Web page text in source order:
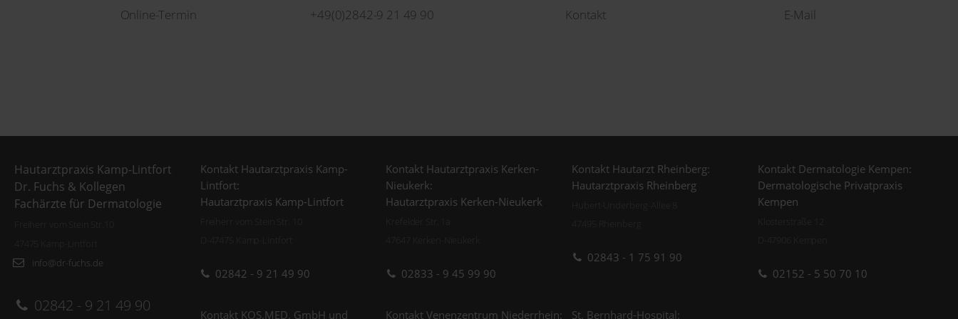
Online-Termin +49(0)2842-9 21 49 90 Kontakt E-Mail
Hautarztpraxis Kamp-Lintfort
Dr. Fuchs & Kollegen
Fachärzte für Dermatologie
info@dr-fuchs.de
02842 - 9 21 49 90
Kontakt Hautarztpraxis Kamp-
Lintfort:
Hautarztpraxis Kamp-Lintfort
02842 - 9 21 49 90
Kontakt Hautarztpraxis Kerken-
Nieukerk:
Hautarztpraxis Kerken-Nieukerk
02833 - 9 45 99 90
Kontakt Hautarzt Rheinberg:
Hautarztpraxis Rheinberg
02843 - 1 75 91 90
Kontakt Dermatologie Kempen:
Dermatologische Privatpraxis
Kempen
02152 - 5 50 70 10
Kontakt KOS.MED. GmbH und Kontakt Venenzentrum Niederrhein: St. Bernhard-Hospital: